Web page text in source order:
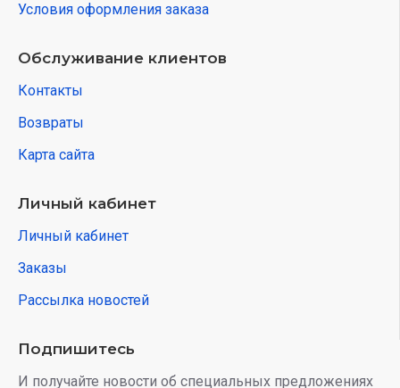
Условия оформления заказа
Обслуживание клиентов
Контакты
Возвраты
Карта сайта
Личный кабинет
Личный кабинет
Заказы
Рассылка новостей
Подпишитесь
И получайте новости об специальных предложениях